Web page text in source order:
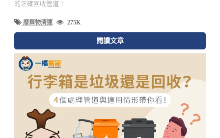
的正確回收管道！
廢棄物清運 275K
閱讀文章